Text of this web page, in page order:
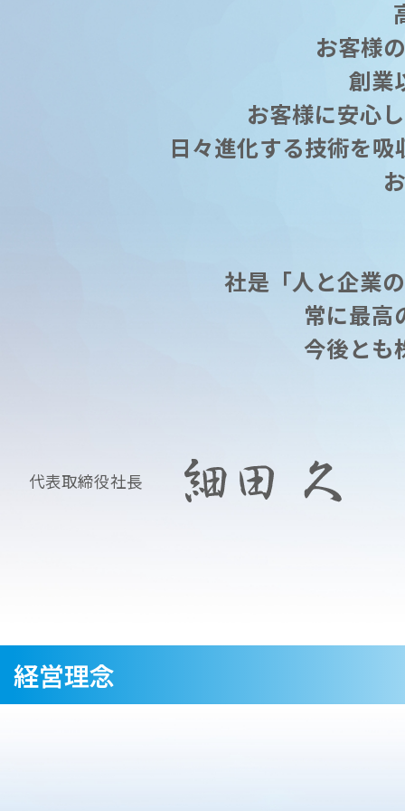
お客様
創業
お客様に安心
日々進化する技術を
社是「人と企業
常に最高
今後とも
代表取締役社長
経営理念